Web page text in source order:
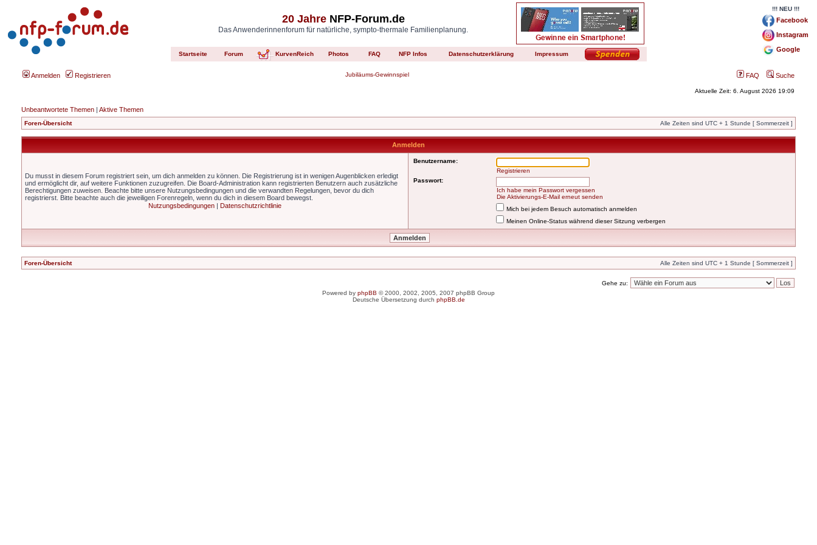
20 JahreNFP-Forum.de
Das Anwenderinnenforum für natürliche, sympto-thermale Familienplanung.
Startseite Forum KurvenReich Photos FAQ NFP Infos Datenschutzerklärung Impressum
!!! NEU !!!
Facebook
Instagram
Google
Anmelden Registrieren Jubiläums-Gewinnspiel FAQ Suche
Aktuelle Zeit: 6. August 2026 19:09
Unbeantwortete Themen | Aktive Themen
Foren-Übersicht Alle Zeiten sind UTC + 1 Stunde [ Sommerzeit ]
Anmelden
Du musst in diesem Forum registriert sein, um dich anmelden zu können. Die Registrierung ist in wenigen Augenblicken erledigt
und ermöglicht dir, auf weitere Funktionen zuzugreifen. Die Board-Administration kann registrierten Benutzern auch zusätzliche
Berechtigungen zuweisen. Beachte bitte unsere Nutzungsbedingungen und die verwandten Regelungen, bevor du dich
registrierst. Bitte beachte auch die jeweiligen Forenregeln, wenn du dich in diesem Board bewegst.
Nutzungsbedingungen | Datenschutzrichtlinie
Benutzername:
Registrieren
Passwort:
Ich habe mein Passwort vergessen
Die Aktivierungs-E-Mail erneut senden
Mich bei jedem Besuch automatisch anmelden
Meinen Online-Status während dieser Sitzung verbergen
Foren-Übersicht Alle Zeiten sind UTC + 1 Stunde [ Sommerzeit ]
Gehe zu:
Powered by phpBB © 2000, 2002, 2005, 2007 phpBB Group
Deutsche Übersetzung durch phpBB.de